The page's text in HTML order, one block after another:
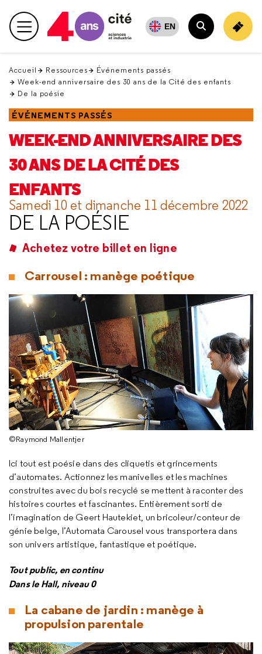
en
haut Menu principal EN
Rechercher
Accueil Ressources
Événements passés
Week-end anniversaire des 30 ans de la Cité des enfants
De la poésie
ÉVÉNEMENTS PASSÉS
WEEK-END ANNIVERSAIRE DES
30 ANS DE LA CITÉ DES
ENFANTS
Samedi 10 et dimanche 11 décembre 2022
DE LA POÉSIE
Achetez votre billet en ligne
Carrousel : manège poétique
©Raymond Mallentjer
Ici tout est poésie dans des cliquetis et grincements
d’automates. Actionnez les manivelles et les machines
construites avec du bois recyclé se mettent à raconter des
histoires courtes et fascinantes. Entièrement sorti de
l’imagination de Geert Hautekiet, un bricoleur/conteur de
génie belge, l’Automata Carousel vous transportera dans
son univers artistique, fantastique et poétique.
Tout public, en continu
Dans le Hall, niveau 0
La cabane de jardin : manège à
propulsion parentale